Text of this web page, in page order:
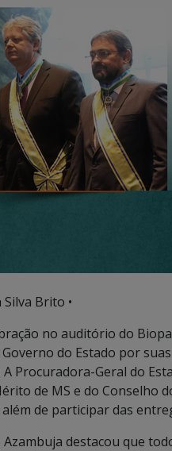
Brito •
no auditório do
do Estado por
Procuradora-Geral do
de MS e do Conselho
de participar das
destacou que